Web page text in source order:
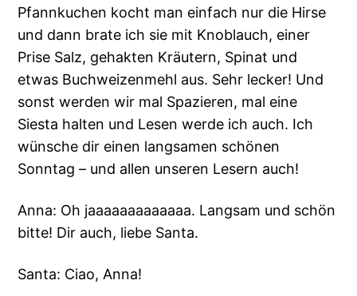
Pfannkuchen kocht man einfach nur die Hirse
und dann brate ich sie mit Knoblauch, einer
Prise Salz, gehakten Kräutern, Spinat und
etwas Buchweizenmehl aus. Sehr lecker! Und
sonst werden wir mal Spazieren, mal eine
Siesta halten und Lesen werde ich auch. Ich
wünsche dir einen langsamen schönen
Sonntag – und allen unseren Lesern auch!
Anna: Oh jaaaaaaaaaaaaa. Langsam und schön
bitte! Dir auch, liebe Santa.
Santa: Ciao, Anna!